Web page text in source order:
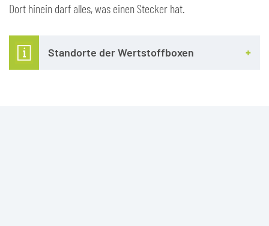
Dort hinein darf alles, was einen Stecker hat.
Standorte der Wertstoffboxen